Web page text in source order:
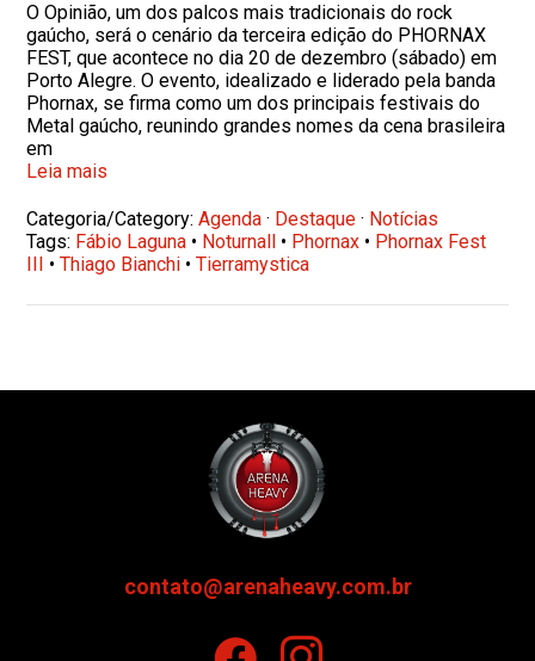
O Opinião, um dos palcos mais tradicionais do rock
gaúcho, será o cenário da terceira edição do PHORNAX
FEST, que acontece no dia 20 de dezembro (sábado) em
Porto Alegre. O evento, idealizado e liderado pela banda
Phornax, se firma como um dos principais festivais do
Metal gaúcho, reunindo grandes nomes da cena brasileira
em
Leia mais
Categoria/Category:Agenda · Destaque · Notícias
Tags: Fábio Laguna • Noturnall • Phornax • Phornax Fest
III •Thiago Bianchi •Tierramystica
contato@arenaheavy.com.br